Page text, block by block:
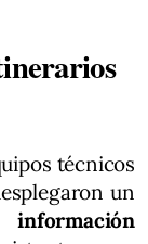
técnicos
un